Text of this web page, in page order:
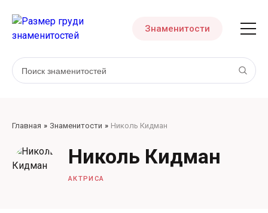
Знаменитости
Главная Знаменитости Николь Кидман
Николь Кидман
АКТРИСА